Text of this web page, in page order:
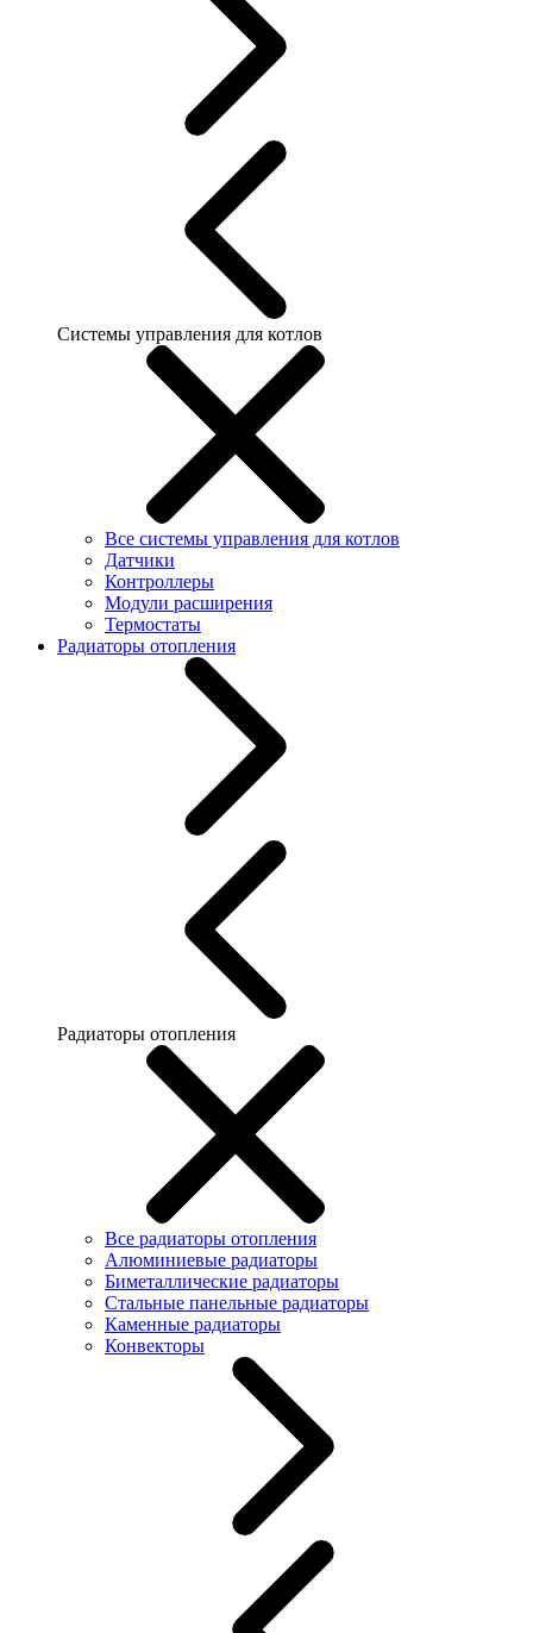
Системы управления для котлов
Все системы управления для котлов
Датчики
Контроллеры
Модули расширения
Термостаты
Радиаторы отопления
Радиаторы отопления
Все радиаторы отопления
Алюминиевые радиаторы
Биметаллические радиаторы
Стальные панельные радиаторы
Каменные радиаторы
Конвекторы